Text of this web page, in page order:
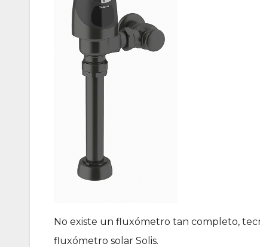
No existe un fluxómetro tan completo,
fluxómetro solar Solis.